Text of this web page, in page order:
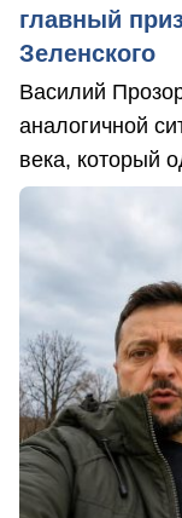
главный
Зеленского
Василий
аналогичной
века, который